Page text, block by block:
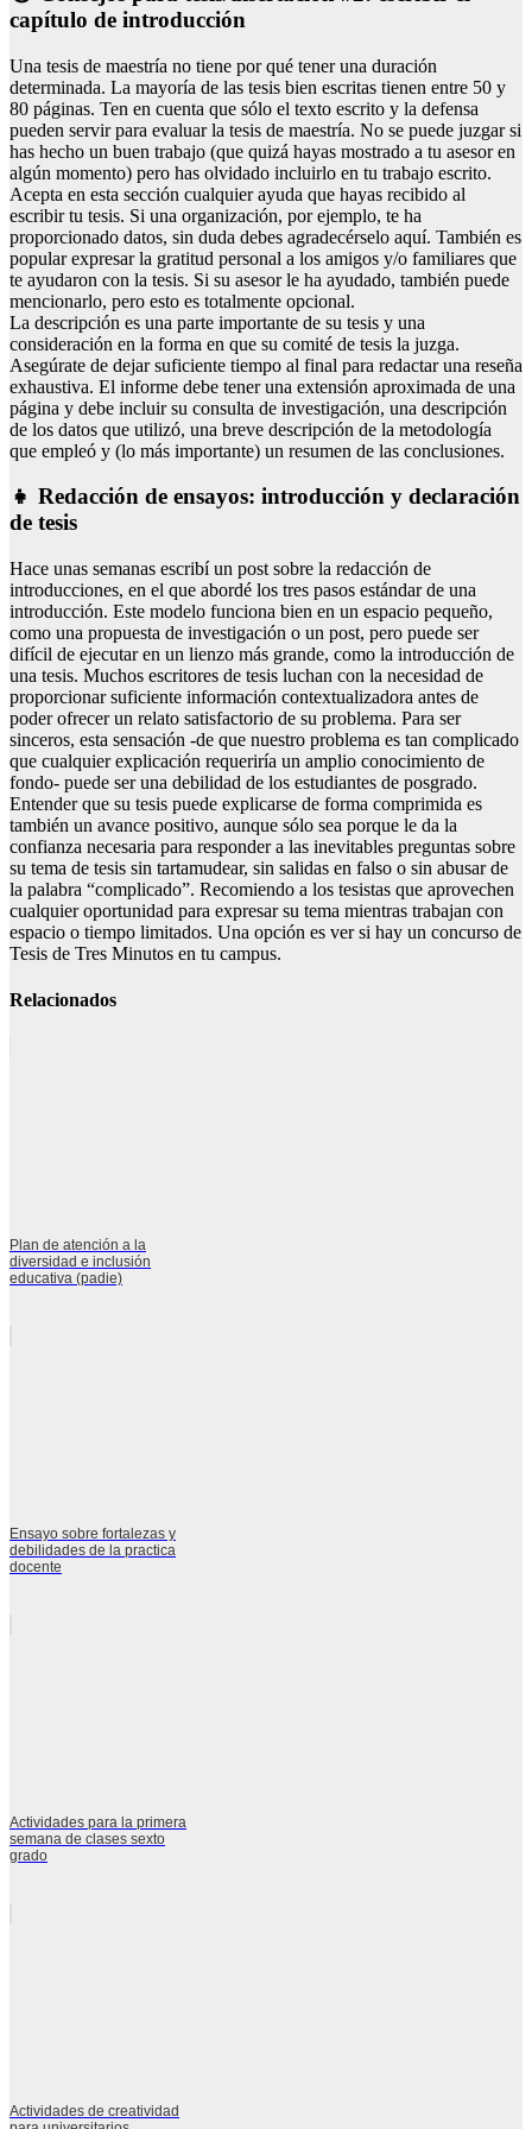
capítulo de introducción
Una tesis de maestría no tiene por qué tener una duración
determinada. La mayoría de las tesis bien escritas tienen entre 50 y
80 páginas. Ten en cuenta que sólo el texto escrito y la defensa
pueden servir para evaluar la tesis de maestría. No se puede juzgar si
has hecho un buen trabajo (que quizá hayas mostrado a tu asesor en
algún momento) pero has olvidado incluirlo en tu trabajo escrito.
Acepta en esta sección cualquier ayuda que hayas recibido al
escribir tu tesis. Si una organización, por ejemplo, te ha
proporcionado datos, sin duda debes agradecérselo aquí. También es
popular expresar la gratitud personal a los amigos y/o familiares que
te ayudaron con la tesis. Si su asesor le ha ayudado, también puede
mencionarlo, pero esto es totalmente opcional.
La descripción es una parte importante de su tesis y una
consideración en la forma en que su comité de tesis la juzga.
Asegúrate de dejar suficiente tiempo al final para redactar una reseña
exhaustiva. El informe debe tener una extensión aproximada de una
página y debe incluir su consulta de investigación, una descripción
de los datos que utilizó, una breve descripción de la metodología
que empleó y (lo más importante) un resumen de las conclusiones.
👧 Redacción de ensayos: introducción y declaración
de tesis
Hace unas semanas escribí un post sobre la redacción de
introducciones, en el que abordé los tres pasos estándar de una
introducción. Este modelo funciona bien en un espacio pequeño,
como una propuesta de investigación o un post, pero puede ser
difícil de ejecutar en un lienzo más grande, como la introducción de
una tesis. Muchos escritores de tesis luchan con la necesidad de
proporcionar suficiente información contextualizadora antes de
poder ofrecer un relato satisfactorio de su problema. Para ser
sinceros, esta sensación -de que nuestro problema es tan complicado
que cualquier explicación requeriría un amplio conocimiento de
fondo- puede ser una debilidad de los estudiantes de posgrado.
Entender que su tesis puede explicarse de forma comprimida es
también un avance positivo, aunque sólo sea porque le da la
confianza necesaria para responder a las inevitables preguntas sobre
su tema de tesis sin tartamudear, sin salidas en falso o sin abusar de
la palabra “complicado”. Recomiendo a los tesistas que aprovechen
cualquier oportunidad para expresar su tema mientras trabajan con
espacio o tiempo limitados. Una opción es ver si hay un concurso de
Tesis de Tres Minutos en tu campus.
Relacionados
Plan de atención a la
diversidad e inclusión
educativa (padie)
Ensayo sobre fortalezas y
debilidades de la practica
docente
Actividades para la primera
semana de clases sexto
grado
Actividades de creatividad